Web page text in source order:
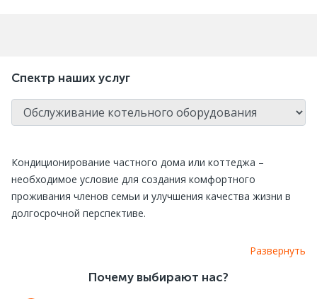
Спектр наших услуг
Кондиционирование частного дома или коттеджа –
необходимое условие для создания комфортного
проживания членов семьи и улучшения качества жизни в
долгосрочной перспективе.
очередь здесь принимается во внимание сон. От качества
воздуха внутри помещения зависит не только способность
Развернуть
Почему выбирают нас?